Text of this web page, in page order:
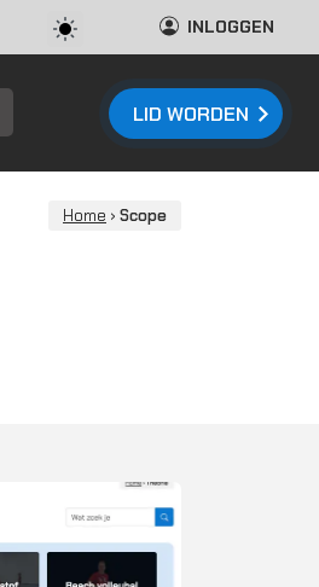
INLOGGEN
LID WORDEN
Home › Scope